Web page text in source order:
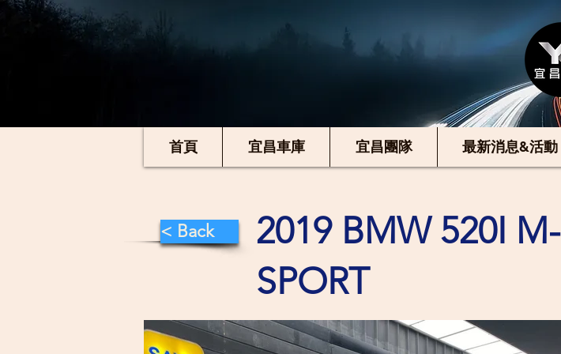
首頁 宜昌車庫 宜昌團隊 最新消息&活動
< Back
2019 BMW 520I M-
SPORT